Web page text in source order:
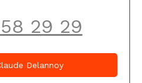
29 29
Delannoy